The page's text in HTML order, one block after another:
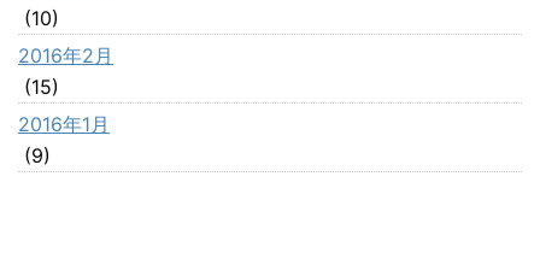
(10)
2016年2月
(15)
2016年1月
(9)